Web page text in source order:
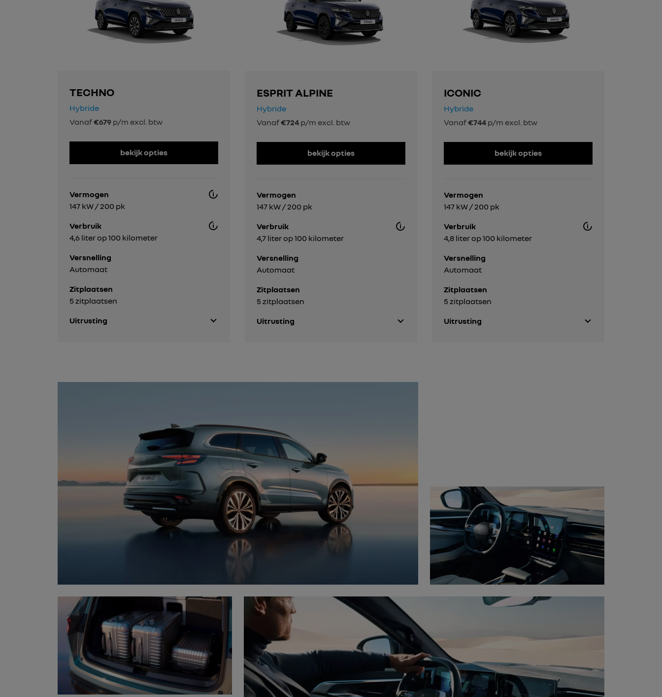
TECHNO
Hybride
Vanaf€679 p/m excl. btw
bekijk opties
Vermogen
147 kW / 200 pk
Verbruik
4,6 liter op 100 kilometer
Versnelling
Automaat
Zitplaatsen
5 zitplaatsen
Uitrusting
ESPRIT ALPINE
Hybride
Vanaf€724 p/m excl. btw
bekijk opties
Vermogen
147 kW / 200 pk
Verbruik
4,7 liter op 100 kilometer
Versnelling
Automaat
Zitplaatsen
5 zitplaatsen
Uitrusting
ICONIC
Hybride
Vanaf€744 p/m excl. btw
bekijk opties
Vermogen
147 kW / 200 pk
Verbruik
4,8 liter op 100 kilometer
Versnelling
Automaat
Zitplaatsen
5 zitplaatsen
Uitrusting